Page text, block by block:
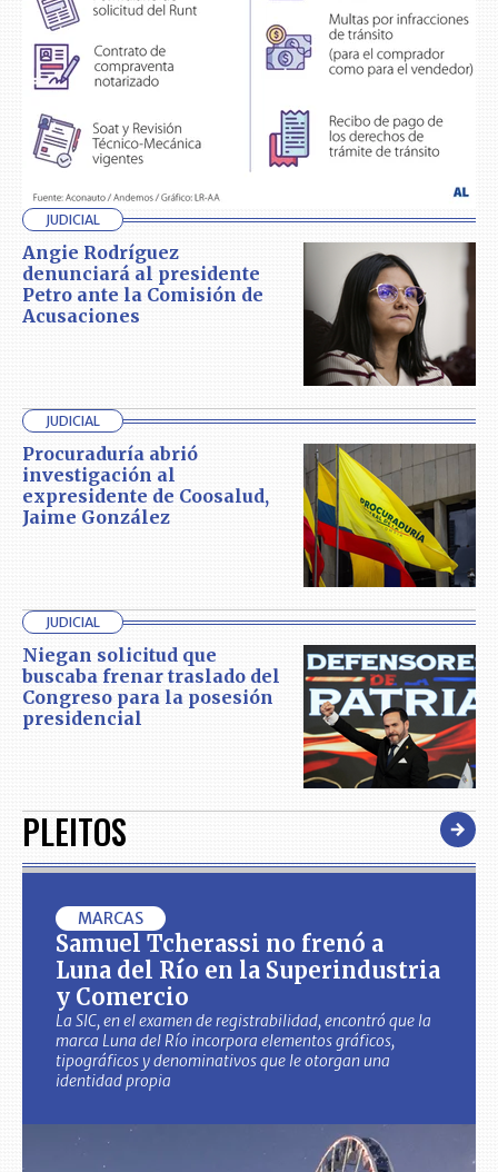
JUDICIAL
Angie Rodríguez
denunciará al presidente
Petro ante la Comisión de
Acusaciones
JUDICIAL
Procuraduría abrió
investigación al
expresidente de Coosalud,
Jaime González
JUDICIAL
Niegan solicitud que
buscaba frenar traslado del
Congreso para la posesión
presidencial
PLEITOS
MARCAS
Samuel Tcherassi no frenó a
Luna del Río en la Superindustria
y Comercio
La SIC, en el examen de registrabilidad, encontró que la
marca Luna del Río incorpora elementos gráficos,
tipográficos y denominativos que le otorgan una
identidad propia